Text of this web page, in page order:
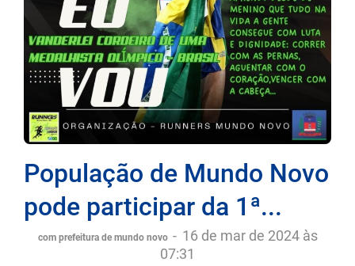
População de Mundo Novo
pode participar da 1ª...
com prefeitura de mundo novo - 16 de mar de 2024 às
07:31